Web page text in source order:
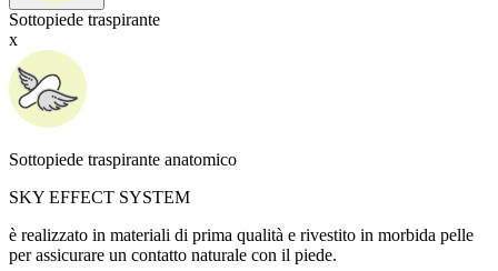
Sottopiede traspirante
x
Sottopiede traspirante anatomico
SKY EFFECT SYSTEM
è realizzato in materiali di prima qualità e rivestito in morbida pelle
per assicurare un contatto naturale con il piede.